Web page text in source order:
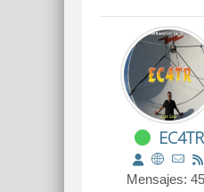
EC4TR
Mensajes: